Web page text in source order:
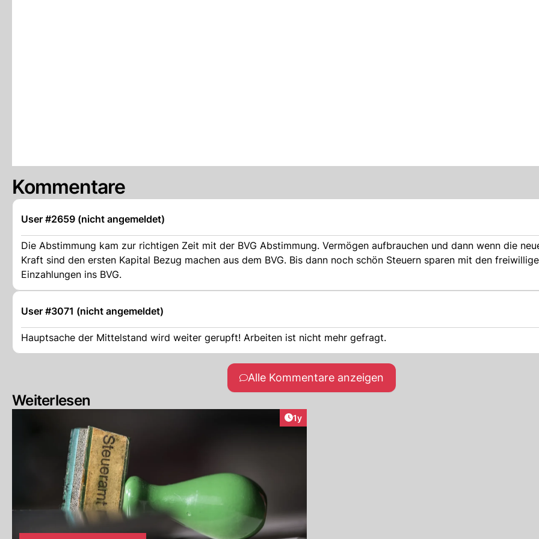
Kommentare
User #2659 (nicht angemeldet)
Die Abstimmung kam zur richtigen Zeit mit der BVG Abstimmung. Vermögen aufbrauchen und dann wenn die
Kraft sind den ersten Kapital Bezug machen aus dem BVG. Bis dann noch schön Steuern sparen mit den
Einzahlungen ins BVG.
User #3071 (nicht angemeldet)
Hauptsache der Mittelstand wird weiter gerupft! Arbeiten ist nicht mehr gefragt.
Alle Kommentare anzeigen
Weiterlesen
Artikel veröffentlicht:
1y